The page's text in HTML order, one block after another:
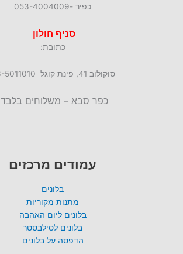
כפיר -053-4004009
סניף חולון
כתובת:
סוקולוב 41, פינת קוגל 03-5011010
כפר סבא – משלוחים בלבד
עמודים מרכזים
בלונים
מתנות מקוריות
בלונים ליום האהבה
בלונים לסילבסטר
הדפסה על בלונים